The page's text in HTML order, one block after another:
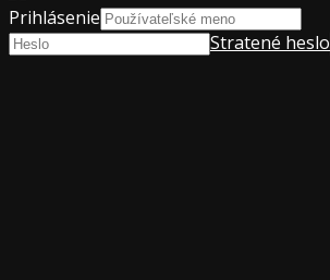
Prihlásenie
Stratené heslo